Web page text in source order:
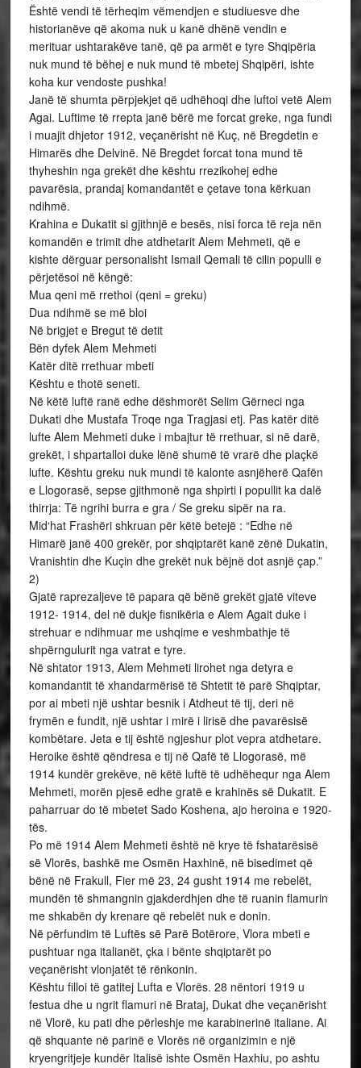
Është vendi të tërheqim vëmendjen e studiuesve dhe
historianëve që akoma nuk u kanë dhënë vendin e
merituar ushtarakëve tanë, që pa armët e tyre Shqipëria
nuk mund të bëhej e nuk mund të mbetej Shqipëri, ishte
koha kur vendoste pushka!
Janë të shumta përpjekjet që udhëhoqi dhe luftoi vetë Alem
Agai. Luftime të rrepta janë bërë me forcat greke, nga fundi
i muajit dhjetor 1912, veçanërisht në Kuç, në Bregdetin e
Himarës dhe Delvinë. Në Bregdet forcat tona mund të
thyheshin nga grekët dhe kështu rrezikohej edhe
pavarësia, prandaj komandantët e çetave tona kërkuan
ndihmë.
Krahina e Dukatit si gjithnjë e besës, nisi forca të reja nën
komandën e trimit dhe atdhetarit Alem Mehmeti, që e
kishte dërguar personalisht Ismail Qemali të cilin populli e
përjetësoi në këngë:
Mua qeni më rrethoi (qeni = greku)
Dua ndihmë se më bloi
Në brigjet e Bregut të detit
Bën dyfek Alem Mehmeti
Katër ditë rrethuar mbeti
Kështu e thotë seneti.
Në këtë luftë ranë edhe dëshmorët Selim Gërneci nga
Dukati dhe Mustafa Troqe nga Tragjasi etj. Pas katër ditë
lufte Alem Mehmeti duke i mbajtur të rrethuar, si në darë,
grekët, i shpartalloi duke lënë shumë të vrarë dhe plaçkë
lufte. Kështu greku nuk mundi të kalonte asnjëherë Qafën
e Llogorasë, sepse gjithmonë nga shpirti i popullit ka dalë
thirrja: Të ngrihi burra e gra / Se greku sipër na ra.
Mid‘hat Frashëri shkruan për këtë betejë : “Edhe në
Himarë janë 400 grekër, por shqiptarët kanë zënë Dukatin,
Vranishtin dhe Kuçin dhe grekët nuk bëjnë dot asnjë çap.”
2)
Gjatë raprezaljeve të papara që bënë grekët gjatë viteve
1912- 1914, del në dukje fisnikëria e Alem Agait duke i
strehuar e ndihmuar me ushqime e veshmbathje të
shpërngulurit nga vatrat e tyre.
Në shtator 1913, Alem Mehmeti lirohet nga detyra e
komandantit të xhandarmërisë të Shtetit të parë Shqiptar,
por ai mbeti një ushtar besnik i Atdheut të tij, deri në
frymën e fundit, një ushtar i mirë i lirisë dhe pavarësisë
kombëtare. Jeta e tij është ngjeshur plot vepra atdhetare.
Heroike është qëndresa e tij në Qafë të Llogorasë, më
1914 kundër grekëve, në këtë luftë të udhëhequr nga Alem
Mehmeti, morën pjesë edhe gratë e krahinës së Dukatit. E
paharruar do të mbetet Sado Koshena, ajo heroina e 1920-
tës.
Po më 1914 Alem Mehmeti është në krye të fshatarësisë
së Vlorës, bashkë me Osmën Haxhinë, në bisedimet që
bënë në Frakull, Fier më 23, 24 gusht 1914 me rebelët,
mundën të shmangnin gjakderdhjen dhe të ruanin flamurin
me shkabën dy krenare që rebelët nuk e donin.
Në përfundim të Luftës së Parë Botërore, Vlora mbeti e
pushtuar nga italianët, çka i bënte shqiptarët po
veçanërisht vlonjatët të rënkonin.
Kështu filloi të gatitej Lufta e Vlorës. 28 nëntori 1919 u
festua dhe u ngrit flamuri në Brataj, Dukat dhe veçanërisht
në Vlorë, ku pati dhe përleshje me karabinerinë italiane. Ai
që shquante në parinë e Vlorës në organizimin e një
kryengritjeje kundër Italisë ishte Osmën Haxhiu, po ashtu